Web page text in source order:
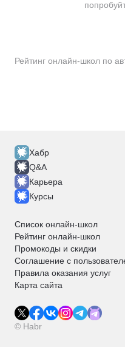
Рейтинг онлайн-школ по
Хабр
Q&A
Карьера
Курсы
Список онлайн-школ
Рейтинг онлайн-школ
Промокоды и скидки
Соглашение с
Правила оказания услуг
Карта сайта
© Habr